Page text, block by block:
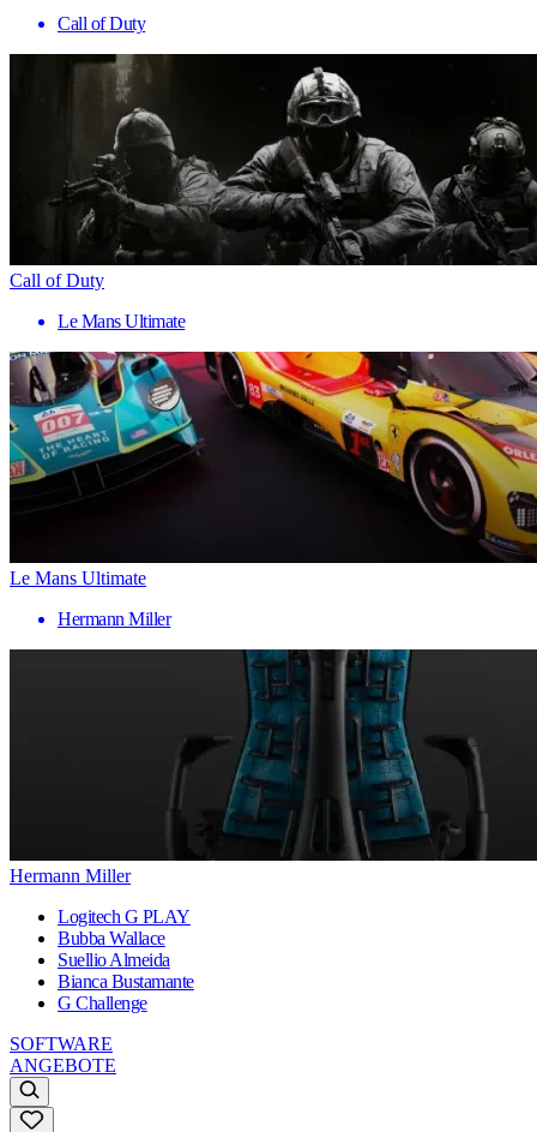
Call of Duty
Call of Duty
Le Mans Ultimate
Le Mans Ultimate
Hermann Miller
Hermann Miller
Logitech G PLAY
Bubba Wallace
Suellio Almeida
Bianca Bustamante
G Challenge
SOFTWARE
ANGEBOTE